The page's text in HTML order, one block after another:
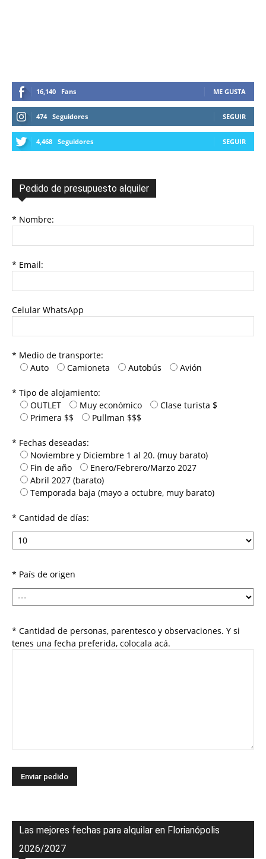
16,140 Fans ME GUSTA
474 Seguidores SEGUIR
4,468 Seguidores SEGUIR
Pedido de presupuesto alquiler
* Nombre:
* Email:
Celular WhatsApp
* Medio de transporte:
Auto
Camioneta Autobús Avión
* Tipo de alojamiento:
OUTLET
Muy económico
Clase turista $
Primera $$
Pullman $$$
* Fechas deseadas:
Noviembre y Diciembre 1 al 20. (muy barato)
Fin de año
Enero/Febrero/Marzo 2027
Abril 2027 (barato)
Temporada baja (mayo a octubre, muy barato)
* Cantidad de días:
* País de origen
* Cantidad de personas, parentesco y observaciones. Y si
tenes una fecha preferida, colocala acá.
Las mejores fechas para alquilar en Florianópolis
2026/2027